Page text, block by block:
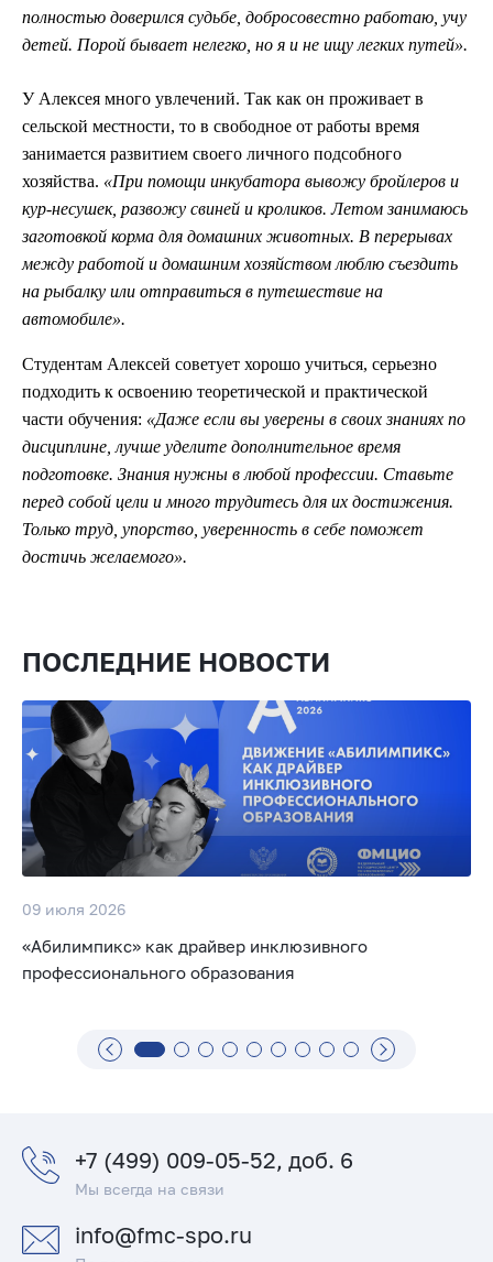
полностью доверился судьбе, добросовестно работаю, учу
детей. Порой бывает нелегко, но я и не ищу легких путей».
У Алексея много увлечений. Так как он проживает в
сельской местности, то в свободное от работы время
занимается развитием своего личного подсобного
хозяйства. «При помощи инкубатора вывожу бройлеров и
кур-несушек, развожу свиней и кроликов. Летом занимаюсь
заготовкой корма для домашних животных. В перерывах
между работой и домашним хозяйством люблю съездить
на рыбалку или отправиться в путешествие на
автомобиле».
Студентам Алексей советует хорошо учиться, серьезно
подходить к освоению теоретической и практической
части обучения: «Даже если вы уверены в своих знаниях по
дисциплине, лучше уделите дополнительное время
подготовке. Знания нужны в любой профессии. Ставьте
перед собой цели и много трудитесь для их достижения.
Только труд, упорство, уверенность в себе поможет
достичь желаемого».
ПОСЛЕДНИЕ НОВОСТИ
09 июля 2026
«Абилимпикс» как драйвер инклюзивного
профессионального образования
+7 (499) 009-05-52, доб. 6
Мы всегда на связи
info@fmc-spo.ru